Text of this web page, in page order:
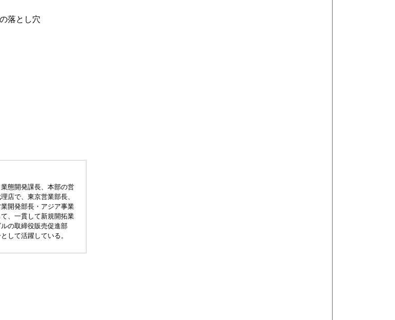
落とし穴
態開発課長、本部の営
店で、東京営業部長、
開発部長・アジア事業
、一貫して新規開拓業
の取締役販売促進部
して活躍している。